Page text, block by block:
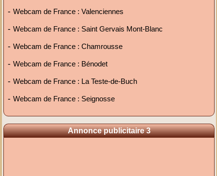
-Webcam de France : Valenciennes
-Webcam de France : Saint Gervais Mont-Blanc
-Webcam de France : Chamrousse
-Webcam de France : Bénodet
-Webcam de France : La Teste-de-Buch
-Webcam de France : Seignosse
Annonce publicitaire 3